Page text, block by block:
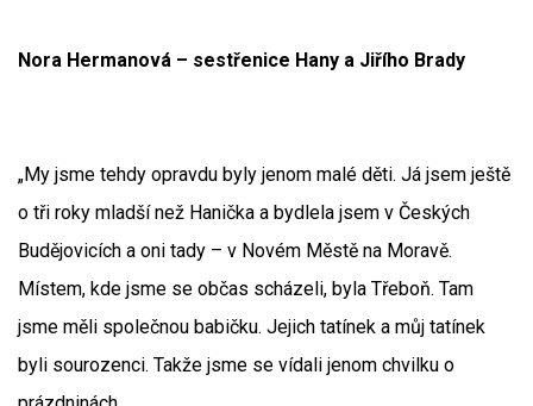
Nora Hermanová – sestřenice Hany a Jiřího Brady
„My jsme tehdy opravdu byly jenom malé děti. Já jsem ještě
o tři roky mladší než Hanička a bydlela jsem v Českých
Budějovicích a oni tady – v Novém Městě na Moravě.
Místem, kde jsme se občas scházeli, byla Třeboň. Tam
jsme měli společnou babičku. Jejich tatínek a můj tatínek
byli sourozenci. Takže jsme se vídali jenom chvilku o